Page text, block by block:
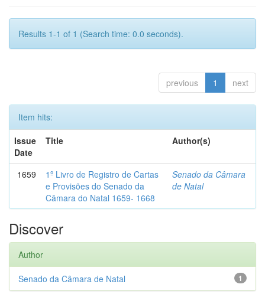
Results 1-1 of 1 (Search time: 0.0 seconds).
previous 1 next
Item hits:
Issue
Date
Title Author(s)
1659
1º Livro de Registro de Cartas
e Provisões do Senado da
Câmara do Natal 1659- 1668
Senado da Câmara
de Natal
Discover
Author
1
Senado da Câmara de Natal